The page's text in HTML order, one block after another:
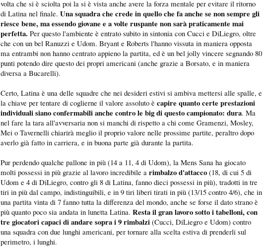
volta che si è sciolta poi la si è vista anche avere la forza mentale per evitare il ritorno
di Latina nel finale. Una squadra che crede in quello che fa anche se non sempre gli
riesce bene, ma essendo giovane e a volte ruspante non sarà praticamente mai
perfetta. Per questo l'ambiente è entrato subito in sintonia con Cucci e DiLiegro, oltre
che con un bel Ranuzzi e Udom. Bryant e Roberts l'hanno vissuta in maniera opposta
ma entrambi non hanno centrato appieno la partita, ed è un bel jolly vincere segnando 80
punti potendo dire questo dei propri americani (anche grazie a Borsato, e in maniera
diversa a Bucarelli).
Certo, Latina è una delle squadre che nei desideri estivi si ambiva mettersi alle spalle, e
la chiave per tentare di coglierne il valore assoluto è capire quanto certe prestazioni
individuali siano confermabili anche contro le big di questo campionato: dura. Ma
nel fare la tara all'avversaria non si manchi di rispetto a chi come Gramenzi, Mosley,
Mei o Tavernelli chiarirà meglio il proprio valore nelle prossime partite, peraltro dopo
averlo già fatto in carriera, e in buona parte già durante la partita.
Pur perdendo qualche pallone in più (14 a 11, 4 di Udom), la Mens Sana ha giocato
molti possessi in più grazie al lavoro incredibile a rimbalzo d'attacco (18, di cui 5 di
Udom e 4 di DiLiegro, contro gli 8 di Latina, fanno dieci possessi in più), tradotti in tre
tiri in più dal campo, indistinguibili, e in 9 tiri liberi tirati in più (13/15 contro 4/6), che in
una partita vinta di 7 fanno tutta la differenza del mondo, anche se forse il dato strano è
più quanto poco sia andata in lunetta Latina. Resta il gran lavoro sotto i tabelloni, con
tre giocatori capaci di andare sopra i 9 rimbalzi (Cucci, DiLiegro e Udom) contro
una squadra con due lunghi americani, per tornare alla scelta estiva di prenderli sul
perimetro, i lunghi.